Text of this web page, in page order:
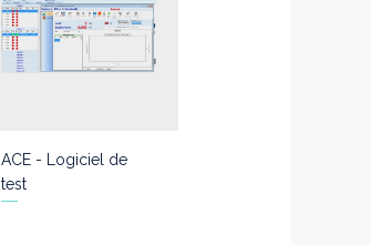
ACE - Logiciel de
test